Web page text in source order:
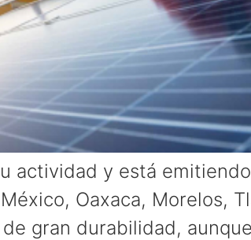
actividad y está
Oaxaca, Morelos,
gran durabilidad,